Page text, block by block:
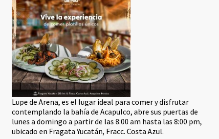
Lupe de Arena, es el lugar ideal para comer y disfrutar
contemplando la bahía de Acapulco, abre sus puertas de
lunes a domingo a partir de las 8:00 am hasta las 8:00 pm,
ubicado en Fragata Yucatán, Fracc. Costa Azul.